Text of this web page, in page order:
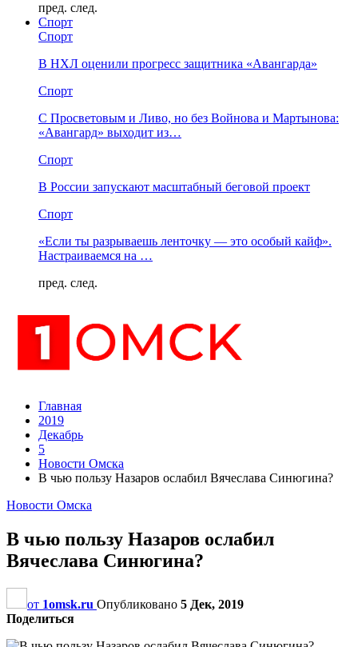
пред. след.
Спорт
Спорт
В НХЛ оценили прогресс защитника «Авангарда»
Спорт
С Просветовым и Ливо, но без Войнова и Мартынова:
«Авангард» выходит из…
Спорт
В России запускают масштабный беговой проект
Спорт
«Если ты разрываешь ленточку — это особый кайф».
Настраиваемся на …
пред. след.
Главная
2019
Декабрь
5
Новости Омска
В чью пользу Назаров ослабил Вячеслава Синюгина?
Новости Омска
В чью пользу Назаров ослабил
Вячеслава Синюгина?
от 1omsk.ru Опубликовано 5 Дек, 2019
Поделиться